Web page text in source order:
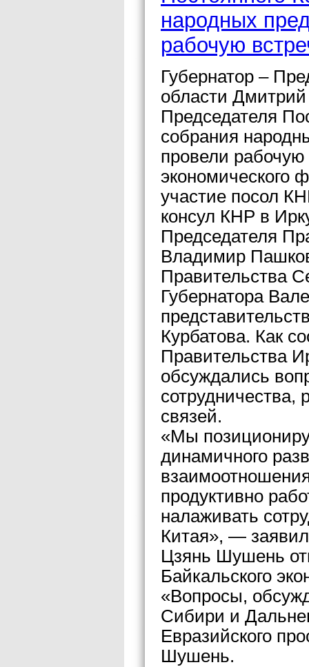
народных
рабочую
Губернатор –
области
Председателя
собрания
провели рабочую
экономического
участие посол
консул КНР в
Председателя
Владимир
Правительства
Губернатора
Курбатова. Как
Правительства
обсуждались
сотрудничества,
связей.
«Мы
динамичного
продуктивно
налаживать
Китая», —
Цзянь Шушень
Байкальского
«Вопросы,
Сибири и
Евразийского
Шушень.